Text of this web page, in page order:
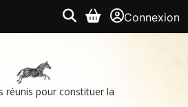
Connexion
réunis pour constituer la